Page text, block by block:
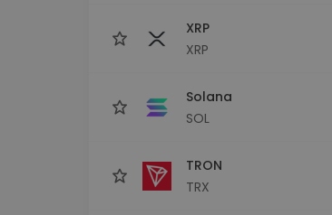
XRP
XRP
Solana
SOL
TRON
TRX